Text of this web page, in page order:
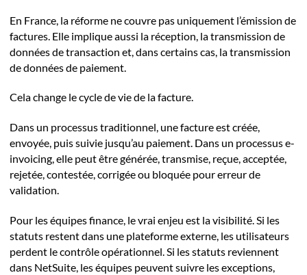
En France, la réforme ne couvre pas uniquement l’émission de
factures. Elle implique aussi la réception, la transmission de
données de transaction et, dans certains cas, la transmission
de données de paiement.
Cela change le cycle de vie de la facture.
Dans un processus traditionnel, une facture est créée,
envoyée, puis suivie jusqu’au paiement. Dans un processus e-
invoicing, elle peut être générée, transmise, reçue, acceptée,
rejetée, contestée, corrigée ou bloquée pour erreur de
validation.
Pour les équipes finance, le vrai enjeu est la visibilité. Si les
statuts restent dans une plateforme externe, les utilisateurs
perdent le contrôle opérationnel. Si les statuts reviennent
dans NetSuite, les équipes peuvent suivre les exceptions,